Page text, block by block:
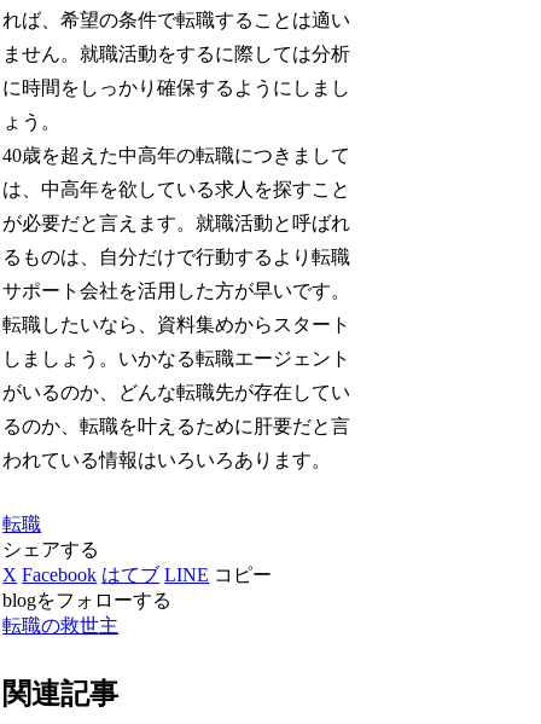
れば、希望の条件で転職することは適い
ません。就職活動をするに際しては分析
に時間をしっかり確保するようにしまし
ょう。
40歳を超えた中高年の転職につきまして
は、中高年を欲している求人を探すこと
が必要だと言えます。就職活動と呼ばれ
るものは、自分だけで行動するより転職
サポート会社を活用した方が早いです。
転職したいなら、資料集めからスタート
しましょう。いかなる転職エージェント
がいるのか、どんな転職先が存在してい
るのか、転職を叶えるために肝要だと言
われている情報はいろいろあります。
転職
シェアする
X Facebook はてブ LINE コピー
blogをフォローする
転職の救世主
関連記事